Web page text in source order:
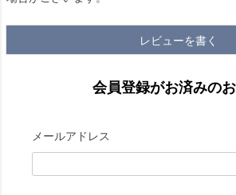
レビューを書く
会員登録がお済みの
メールアドレス